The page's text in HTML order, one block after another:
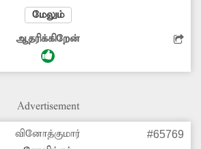
சந்தை ஊரின் நடுவே
குளக்கரையைச் சுற்றி
வருபவர்கள்
சிரமத்துக்கு ஆளாகின்றனர்.
வியாபாரம் செய்வதால்
பேரூராட்சி நிர்வாகம்
மேலும்
ஆதரிக்கிறேன்
Advertisement
வினோத்குமார்
#65769